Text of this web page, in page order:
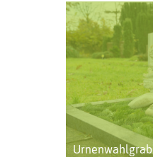
Urnenwahlgrab